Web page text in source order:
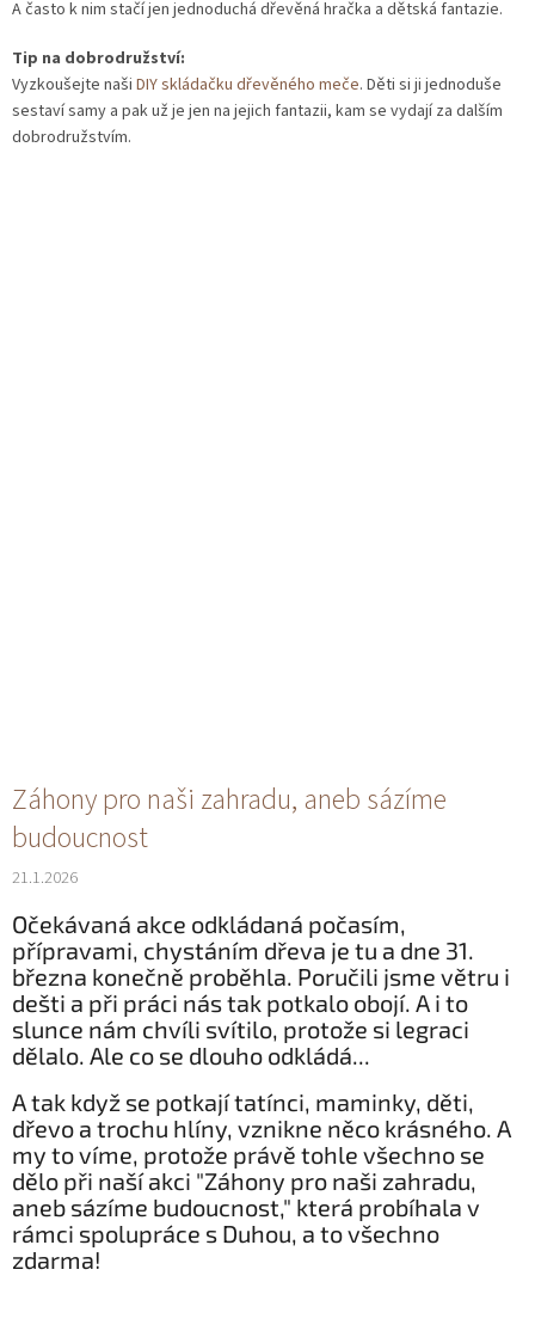
A často k nim stačí jen jednoduchá dřevěná hračka a dětská fantazie.
Tip na dobrodružství:
Vyzkoušejte naši DIY skládačku dřevěného meče. Děti si ji jednoduše
sestaví samy a pak už je jen na jejich fantazii, kam se vydají za dalším
dobrodružstvím.
Záhony pro naši zahradu, aneb sázíme
budoucnost
21.1.2026
Očekávaná akce odkládaná počasím,
přípravami, chystáním dřeva je tu a dne 31.
března konečně proběhla. Poručili jsme větru i
dešti a při práci nás tak potkalo obojí. A i to
slunce nám chvíli svítilo, protože si legraci
dělalo. Ale co se dlouho odkládá...
A tak když se potkají tatínci, maminky, děti,
dřevo a trochu hlíny, vznikne něco krásného. A
my to víme, protože právě tohle všechno se
dělo při naší akci "Záhony pro naši zahradu,
aneb sázíme budoucnost," která probíhala v
rámci spolupráce s Duhou, a to všechno
zdarma!